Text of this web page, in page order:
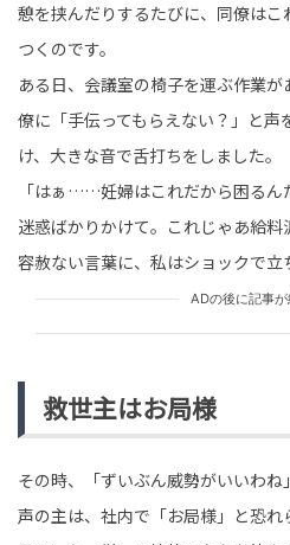
憩を挟んだりするたびに、同僚は
つくのです。
ある日、会議室の椅子を運ぶ作業
僚に「手伝ってもらえない？」と声
け、大きな音で舌打ちをしました。
「はぁ……妊婦はこれだから困るん
迷惑ばかりかけて。これじゃあ給料
容赦ない言葉に、私はショックで立
ADの後に記事
救世主はお局様
その時、「ずいぶん威勢がいいわね
声の主は、社内で「お局様」と恐